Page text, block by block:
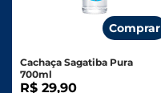
Comprar
Cachaça Sagatiba Pura
700ml
R$ 29,90